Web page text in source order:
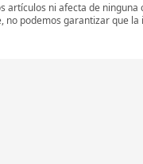
artículos ni afecta de
podemos garantizar que